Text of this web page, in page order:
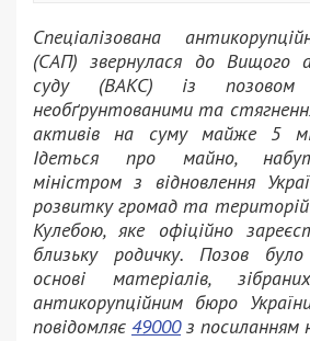
Спеціалізована
(САП) звернулася до Вищого
суду (ВАКС) із позовом
необґрунтованими та
активів на суму майже 5
Ідеться про майно,
міністром з відновлення
розвитку громад та територій
Кулебою, яке офіційно
близьку родичку. Позов
основі матеріалів,
антикорупційним бюро
повідомляє 49000з посиланням